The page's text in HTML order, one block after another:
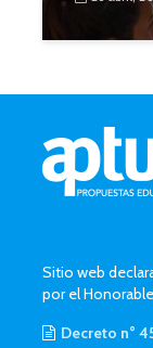
Sitio web
por el
Decreto n°